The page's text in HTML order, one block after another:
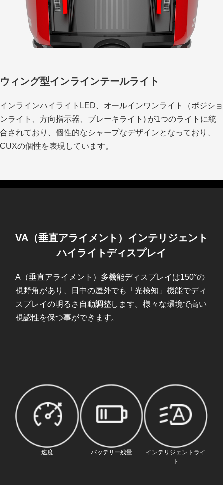
ウィング型インラインテールライト
インラインハイライトLED、オールインワンライト（ポジショ
ンライト、方向指示器、ブレーキライト) が1つのライトに統
合されており、個性的なシャープなデザインとなっており、
CUXの個性を表現しています。
VA（垂直アライメント）インテリジェント
ハイライトディスプレイ
A（垂直アライメント）多機能ディスプレイは150°の
視野角があり、日中の屋外でも「光検知」機能でディ
スプレイの明るさ自動調整します。様々な環境で高い
視認性を保つ事ができます。
速度 バッテリー残量
インテリジェントライ
ト